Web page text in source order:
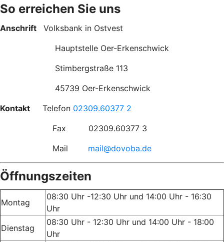
So erreichen Sie uns
Anschrift
Volksbank in Ostvest
Hauptstelle Oer-Erkenschwick
Stimbergstraße 113
45739 Oer-Erkenschwick
Kontakt Telefon 02309.60377 2
Fax 02309.60377 3
Mail mail@dovoba.de
Öffnungszeiten
Montag
08:30 Uhr -12:30 Uhr und 14:00 Uhr - 16:30
Uhr
Dienstag
08:30 Uhr - 12:30 Uhr und 14:00 Uhr - 18:00
Uhr